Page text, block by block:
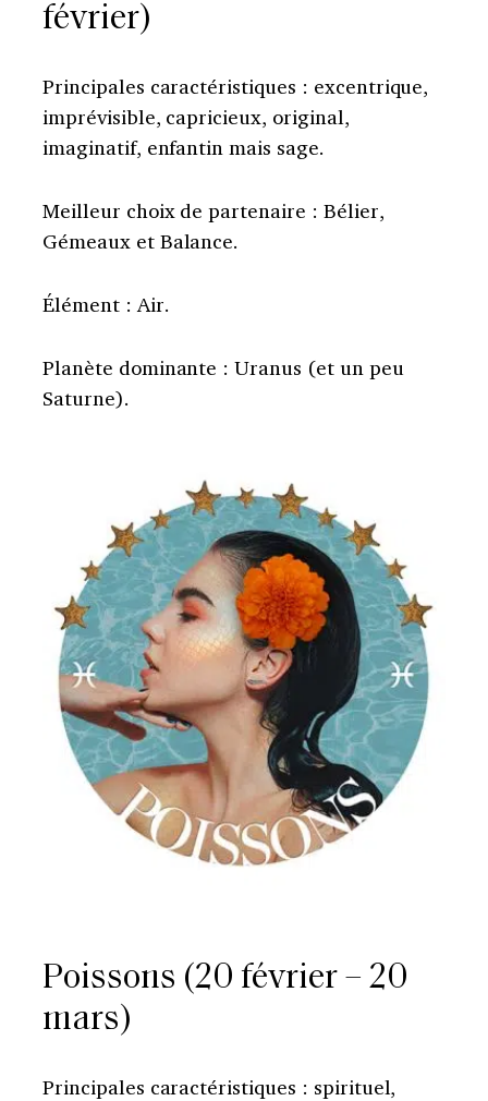
février)
Principales caractéristiques : excentrique,
imprévisible, capricieux, original,
imaginatif, enfantin mais sage.
Meilleur choix de partenaire : Bélier,
Gémeaux et Balance.
Élément : Air.
Planète dominante : Uranus (et un peu
Saturne).
Poissons (20 février – 20
mars)
Principales caractéristiques : spirituel,